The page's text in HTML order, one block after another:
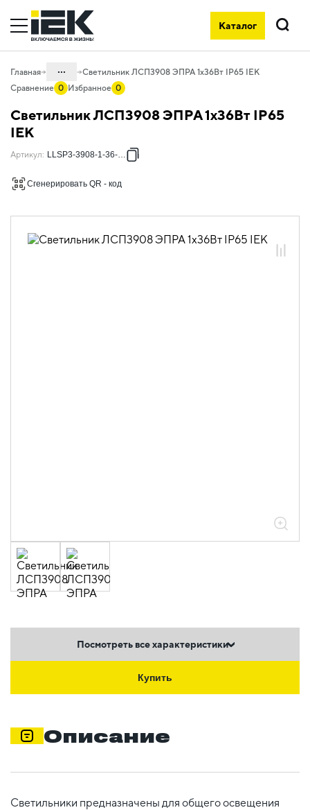
Каталог
Поиск
Главная ...
10.04 Промышленное освещение
пылевлагозащищенные ЛСП
Светильник ЛСП3908 ЭПРА 1х36Вт IP65 IEK
Сравнение 0 Избранное 0
Светильник ЛСП3908 ЭПРА 1х36Вт IP65
IEK
Артикул: LLSP3-3908-1-36-K03
Сгенерировать QR - код
Посмотреть все характеристики
Купить
Описание
Светильники предназначены для общего освещения